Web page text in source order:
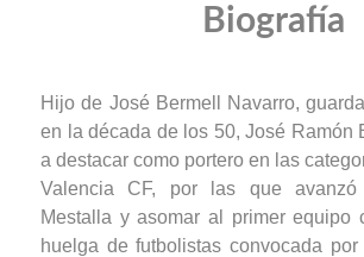
Biografía
Hijo de José Bermell Navarro,
en la década de los 50, José Ramón
a destacar como portero en las
Valencia CF, por las que
Mestalla y asomar al primer equipo
huelga de futbolistas convocada